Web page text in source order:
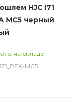
HJC I71
MC5 черный
на складе
MC5